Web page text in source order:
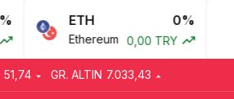
ETH 0%
Ethereum 0,00 TRY
51,74 GR. ALTIN 7.033,43